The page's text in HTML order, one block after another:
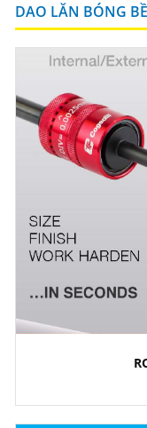
DAO LĂN BÓNG